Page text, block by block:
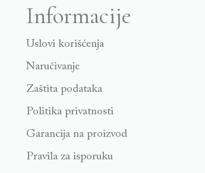
Informacije
Uslovi korišćenja
Naručivanje
Zaštita podataka
Politika privatnosti
Garancija na proizvod
Pravila za isporuku